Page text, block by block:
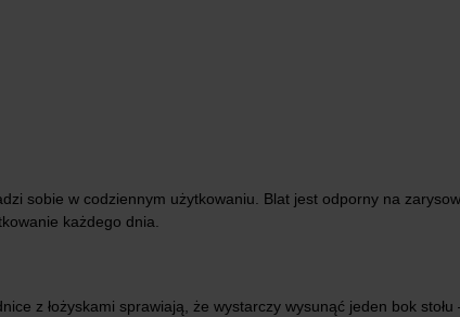
sobie w codziennym użytkowaniu. Blat jest odporny na
każdego dnia.
z łożyskami sprawiają, że wystarczy wysunąć jeden bok